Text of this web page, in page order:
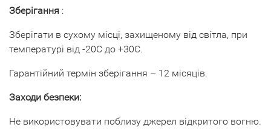
Зберігання :
Зберігати в сухому місці, захищеному від світла, при
температурі від -20С до +30С.
Гарантійний термін зберігання – 12 місяців.
Заходи безпеки:
Не використовувати поблизу джерел відкритого вогню.